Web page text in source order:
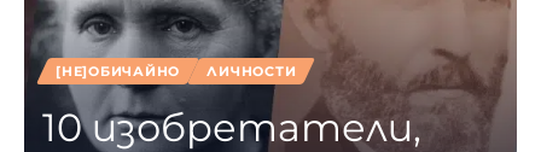
[НЕ]ОБИЧАЙНО ЛИЧНОСТИ
10 изобретатели,